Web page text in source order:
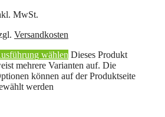
MwSt.
Versandkosten
wählen Dieses Produkt
mehrere Varianten auf. Die
können auf der Produktseite
werden